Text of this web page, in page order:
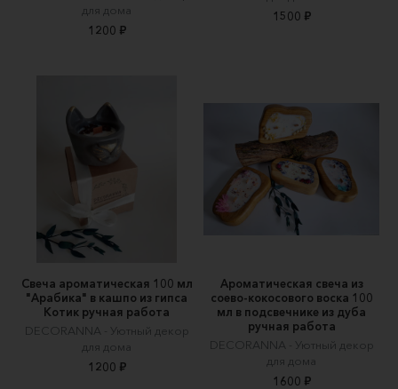
для дома
1200 ₽
1500 ₽
Свеча ароматическая 100 мл
"Арабика" в кашпо из гипса
Котик ручная работа
DECORANNA - Уютный декор
для дома
1200 ₽
Ароматическая свеча из
соево-кокосового воска 100
мл в подсвечнике из дуба
ручная работа
DECORANNA - Уютный декор
для дома
1600 ₽